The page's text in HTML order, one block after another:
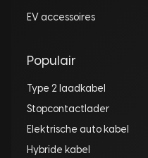
EV accessoires
Populair
Type 2 laadkabel
Stopcontactlader
Elektrische auto kabel
Hybride kabel